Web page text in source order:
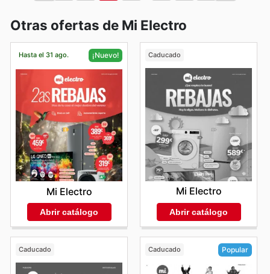
Otras ofertas de Mi Electro
Hasta el 31 ago. ¡Nuevo!
Mi Electro
Abrir catálogo
Caducado
Mi Electro
Abrir catálogo
Caducado Caducado Popular